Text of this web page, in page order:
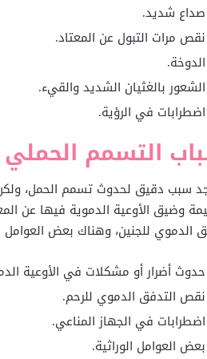
صداع شديد.
نقص مرات التبول عن المعتاد.
الدوخة.
الشعور بالغثيان الشديد والقيء.
اضطرابات في الرؤية.
التسمم الحملي
سبب دقيق لحدوث تسمم الحمل،
وضيق الأوعية الدموية فيها عن
الدموي للجنين، وهناك بعض
حدوث أضرار أو مشكلات في الأوعية
نقص التدفق الدموي للرحم.
اضطرابات في الجهاز المناعي.
بعض العوامل الوراثية.